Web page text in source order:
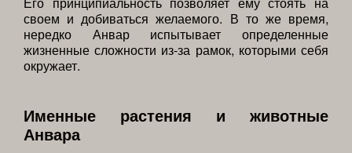
своем и добиваться желаемого. В то же время,
нередко Анвар испытывает определенные
жизненные сложности из-за рамок, которыми себя
окружает.
Именные растения и животные
Анвара